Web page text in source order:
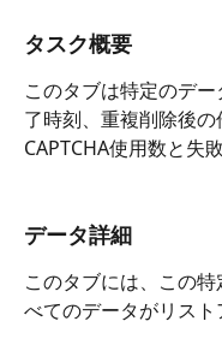
タスク概要
このタブは特定のデ
了時刻、重複削除後
CAPTCHA使用数と失
データ詳細
このタブには、この
べてのデータがリスト